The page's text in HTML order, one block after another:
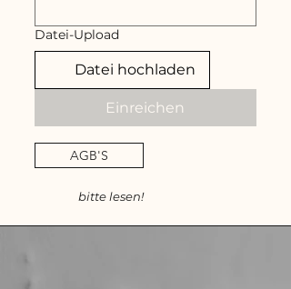
Datei-Upload
Datei hochladen
Einreichen
AGB'S
bitte lesen!